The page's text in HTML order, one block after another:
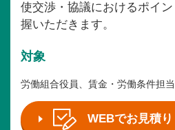
使交渉・協議におけるポイ
握いただきます。
対象
労働組合役員、賃金・労働条件担
WEBでお見積